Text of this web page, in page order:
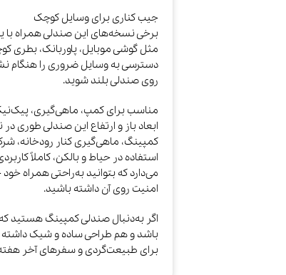
جیب کناری برای وسایل کوچک
برخی نسخه‌های این صندلی همراه با
مثل گوشی موبایل، پاوربانک، بطری
دسترسی به وسایل ضروری را هنگام
روی صندلی بلند شوید.
مناسب برای کمپ، ماهی‌گیری،
ابعاد باز و ارتفاع این صندلی
کمپینگ، ماهی‌گیری کنار رودخانه،
می‌دارد که بتوانید به‌راحتی همراه
امنیت روی آن داشته باشید.
اگر به‌دنبال صندلی کمپینگ
برای طبیعت‌گردی و سفرهای آخر